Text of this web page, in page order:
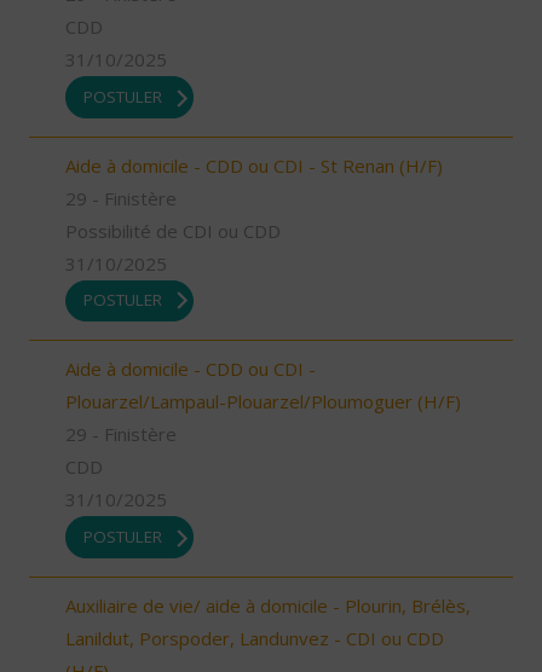
CDD
31/10/2025
POSTULER
Aide à domicile - CDD ou CDI - St Renan (H/F)
29 - Finistère
Possibilité de CDI ou CDD
31/10/2025
POSTULER
Aide à domicile - CDD ou CDI -
Plouarzel/Lampaul-Plouarzel/Ploumoguer (H/F)
29 - Finistère
CDD
31/10/2025
POSTULER
Auxiliaire de vie/ aide à domicile - Plourin, Brélès,
Lanildut, Porspoder, Landunvez - CDI ou CDD